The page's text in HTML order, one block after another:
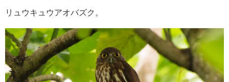
リュウキュウアオバズク。